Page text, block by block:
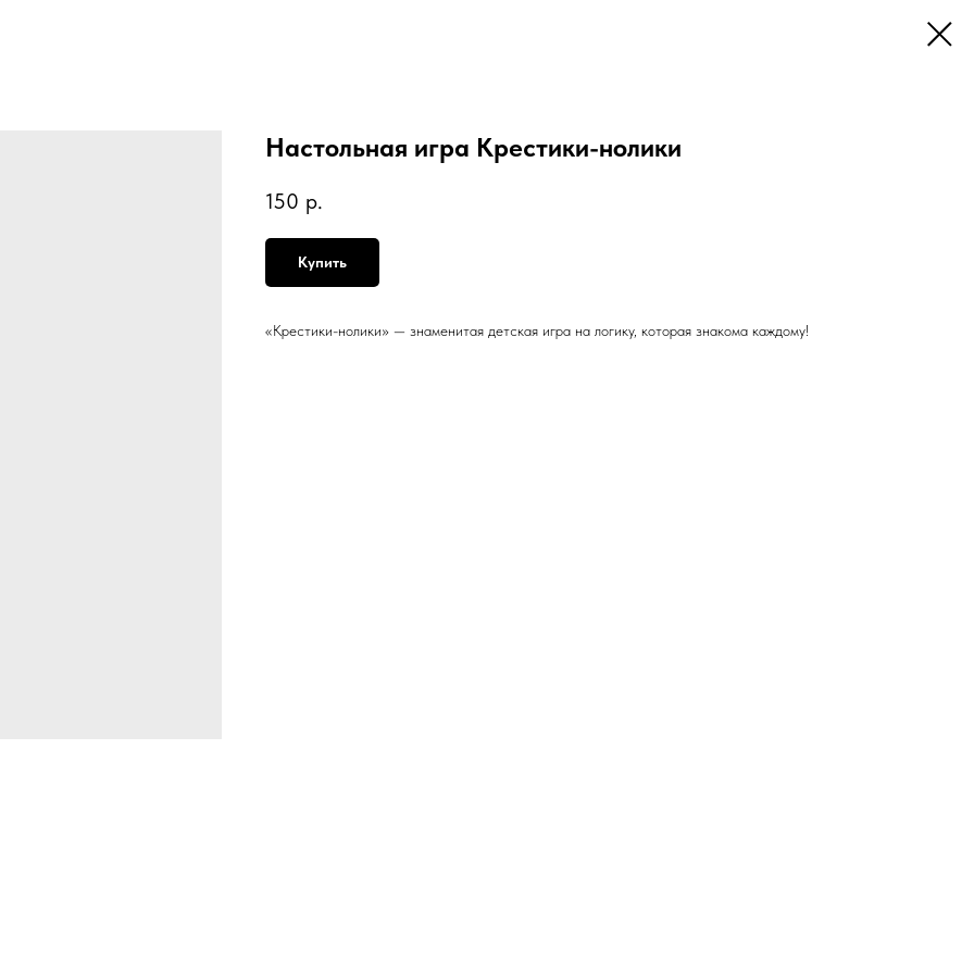
Настольная игра Крестики-нолики
150 р.
Купить
«Крестики-нолики» — знаменитая детская игра на логику, которая знакома каждому!